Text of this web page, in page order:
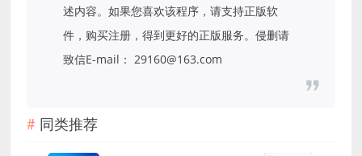
述内容。如果您喜欢该程序，请支持正版软
件，购买注册，得到更好的正版服务。侵删请
致信E-mail： 29160@163.com
同类推荐